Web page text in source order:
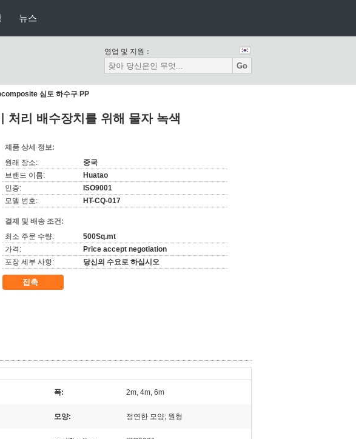
뉴스
영업 및 지원：
Go
심토 하수구 PP
리 배수장치를 위해 물자 녹색
제품 상세 정보:
원래 장소:
중국
브랜드 이름:
Huatao
인증:
ISO9001
모델 번호:
HT-CQ-017
결제 및 배송 조건:
최소 주문 수량:
500Sq.mt
가격:
Price accept negotiation
포장 세부 사항:
당신의 수요로 하십시오
접촉
폭: 2m, 4m, 6m
모양: 정연한 모양; 원형